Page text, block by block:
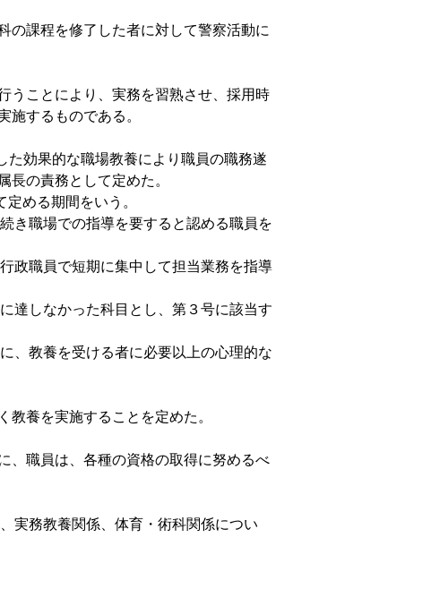
の課程を修了した者に対して警察活動に
うことにより、実務を習熟させ、採用時
施するものである。
効果的な職場教養により職員の職務遂
の責務として定めた。
める期間をいう。
き職場での指導を要すると認める職員を
政職員で短期に集中して担当業務を指導
達しなかった科目とし、第３号に該当す
、教養を受ける者に必要以上の心理的な
養を実施することを定めた。
、職員は、各種の資格の取得に努めるべ
実務教養関係、体育・術科関係につい